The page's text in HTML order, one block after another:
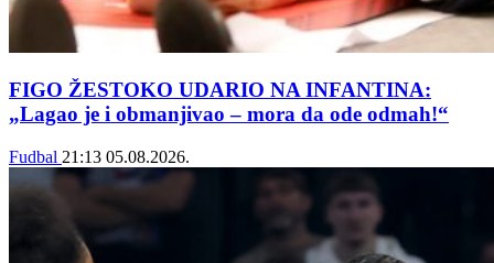
FIGO ŽESTOKO UDARIO NA INFANTINA:
„Lagao je i obmanjivao – mora da ode odmah!“
Fudbal 21:13 05.08.2026.